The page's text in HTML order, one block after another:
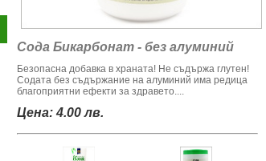
Сода Бикарбонат - без алуминий
Безопасна добавка в храната! Не съдържа глутен!
Содата без съдържание на алуминий има редица
благоприятни ефекти за здравето....
Цена: 4.00 лв.